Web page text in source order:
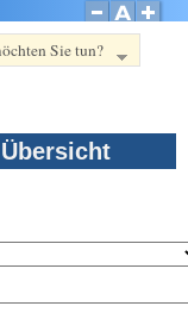
Sie tun?